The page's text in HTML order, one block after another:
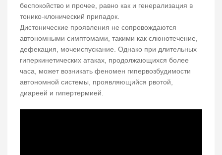
беспокойство и прочее, равно как и генерализация в
тонико-клонический припадок.
Дистонические проявления не сопровождаются
автономными симптомами, такими как слюнотечение,
дефекация, мочеиспускание. Однако при длительных
гиперкинетических атаках, продолжающихся более
часа, может возникать феномен гипервозбудимости
автономной системы, проявляющийся рвотой,
диареей и гипертермией.